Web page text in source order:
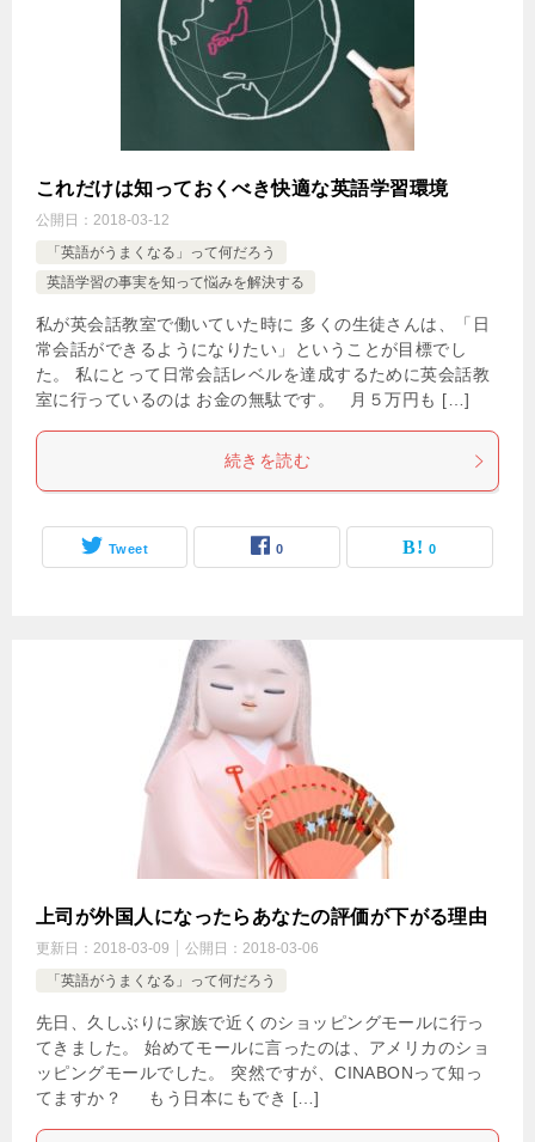
これだけは知っておくべき快適な英語学習環境
公開日： 2018-03-12
「英語がうまくなる」って何だろう
英語学習の事実を知って悩みを解決する
私が英会話教室で働いていた時に 多くの生徒さんは、「日
常会話ができるようになりたい」ということが目標でし
た。 私にとって日常会話レベルを達成するために英会話教
室に行っているのは お金の無駄です。 月５万円も […]
続きを読む
Tweet 0 0
上司が外国人になったらあなたの評価が下がる理由
更新日： 2018-03-09 公開日： 2018-03-06
「英語がうまくなる」って何だろう
先日、久しぶりに家族で近くのショッピングモールに行っ
てきました。 始めてモールに言ったのは、アメリカのショ
ッピングモールでした。 突然ですが、CINABONって知っ
てますか？ もう日本にもでき […]